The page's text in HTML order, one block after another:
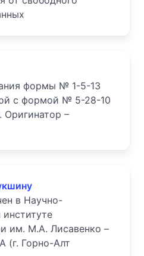
формы № 1-5-13
с формой № 5-28-10
Оригинатор –
в Научно-
им. М.А. Лисавенко –
(г. Горно-Алт